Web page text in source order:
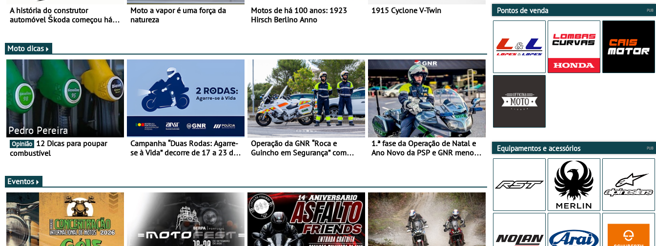
A história do construtor
automóvel Škoda começou há
Moto a vapor é uma força da
natureza
Motos de há 100 anos: 1923
Hirsch Berlino Anno
1915 Cyclone V-Twin
Moto dicas
Pedro Pereira
Opinião
combustível
Campanha “Duas Rodas: Agarre-
se à Vida” decorre de 17 a 23 de
Operação da GNR “Roca e
Guincho em Segurança” com
1.ª fase da Operação de Natal e
Ano Novo da PSP e GNR menos
Eventos
Pontos de venda
Equipamentos e acessórios